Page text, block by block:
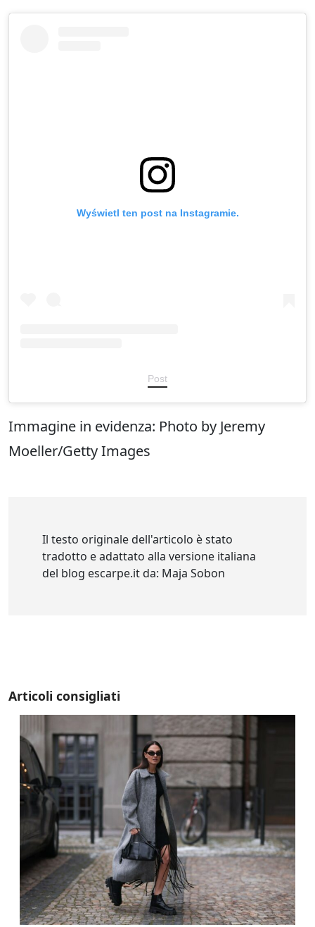
Wyświetl ten post na Instagramie.
Post
Immagine in evidenza: Photo by Jeremy
Moeller/Getty Images
Il testo originale dell'articolo è stato
tradotto e adattato alla versione italiana
del blog escarpe.it da: Maja Sobon
Articoli consigliati